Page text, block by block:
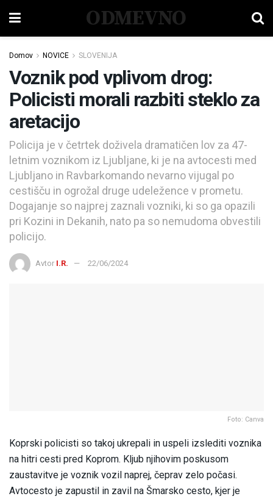
ODMEVNO
Domov NOVICE SLOVENIJA
Voznik pod vplivom drog:
Policisti morali razbiti steklo za
aretacijo
Policija je v četrtek doživela dramatičen lov za 47-
letnim voznikom iz Ljubljane, ki je na avtocesti med
Ljubljano in Ravbarkomando nevarno vijugal po
cestišču in ogrožal druge udeležence v prometu.
Dogajanje so najprej zaznali vozniki, ki so ga opazili
pri Kozini in Dekanih, nato pa so nemudoma obvestili
policijo.
Avtor I.R. 22/06/2024
Foto: Canva
Koprski policisti so takoj ukrepali in uspeli izslediti voznika
na hitri cesti pred Koprom. Kljub njihovim poskusom
zaustavitve je voznik vozil naprej, čeprav zelo počasi.
Avtocesto je zapustil in zavil na Šmarsko cesto, kjer je